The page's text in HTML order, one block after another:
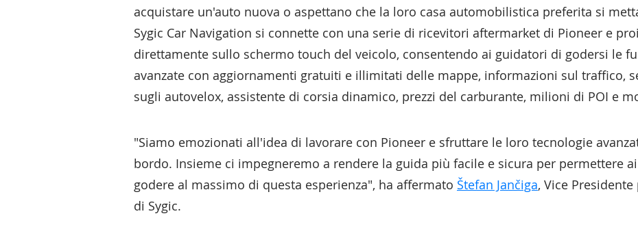
acquistare un'auto nuova o aspettano che la loro casa automobilistica preferita si
Sygic Car Navigation si connette con una serie di ricevitori aftermarket di Pioneer e
direttamente sullo schermo touch del veicolo, consentendo ai guidatori di godersi le
avanzate con aggiornamenti gratuiti e illimitati delle mappe, informazioni sul traffico,
sugli autovelox, assistente di corsia dinamico, prezzi del carburante, milioni di POI e
"Siamo emozionati all'idea di lavorare con Pioneer e sfruttare le loro tecnologie
bordo. Insieme ci impegneremo a rendere la guida più facile e sicura per permettere
godere al massimo di questa esperienza", ha affermato Štefan Jančiga, Vice
di Sygic.